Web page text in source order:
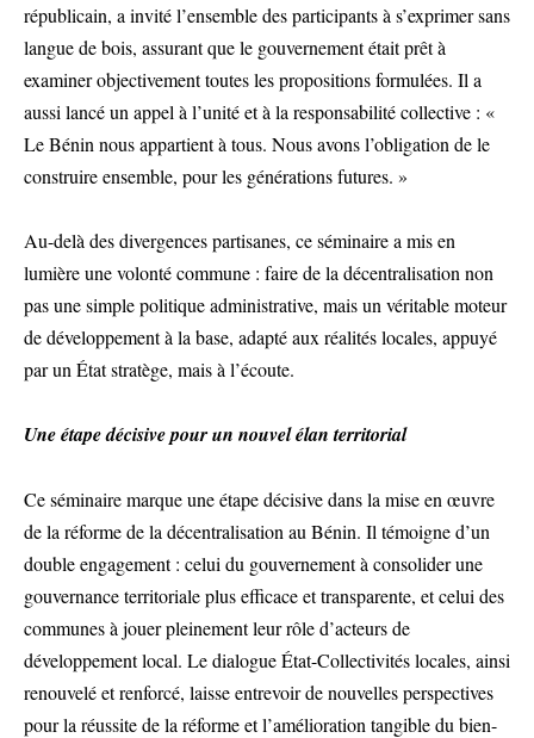
républicain, a invité l’ensemble des participants à s’exprimer sans
langue de bois, assurant que le gouvernement était prêt à
examiner objectivement toutes les propositions formulées. Il a
aussi lancé un appel à l’unité et à la responsabilité collective : «
Le Bénin nous appartient à tous. Nous avons l’obligation de le
construire ensemble, pour les générations futures. »
Au-delà des divergences partisanes, ce séminaire a mis en
lumière une volonté commune : faire de la décentralisation non
pas une simple politique administrative, mais un véritable moteur
de développement à la base, adapté aux réalités locales, appuyé
par un État stratège, mais à l’écoute.
Une étape décisive pour un nouvel élan territorial
Ce séminaire marque une étape décisive dans la mise en œuvre
de la réforme de la décentralisation au Bénin. Il témoigne d’un
double engagement : celui du gouvernement à consolider une
gouvernance territoriale plus efficace et transparente, et celui des
communes à jouer pleinement leur rôle d’acteurs de
développement local. Le dialogue État-Collectivités locales, ainsi
renouvelé et renforcé, laisse entrevoir de nouvelles perspectives
pour la réussite de la réforme et l’amélioration tangible du bien-